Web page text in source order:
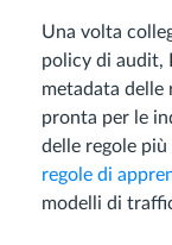
Una volta
policy di audit,
metadata delle
pronta per le
delle regole
regole di
modelli di